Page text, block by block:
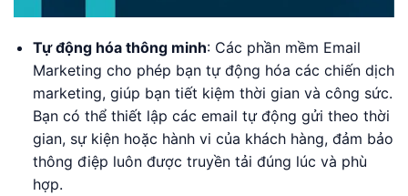
Tự động hóa thông minh: Các phần mềm Email
Marketing cho phép bạn tự động hóa các chiến dịch
marketing, giúp bạn tiết kiệm thời gian và công sức.
Bạn có thể thiết lập các email tự động gửi theo thời
gian, sự kiện hoặc hành vi của khách hàng, đảm bảo
thông điệp luôn được truyền tải đúng lúc và phù
hợp.